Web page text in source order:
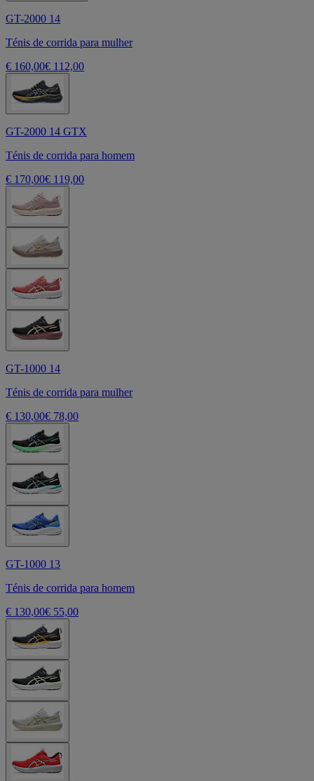
GT-2000 14
Ténis de corrida para mulher
€ 160,00€ 112,00
GT-2000 14 GTX
Ténis de corrida para homem
€ 170,00€ 119,00
GT-1000 14
Ténis de corrida para mulher
€ 130,00€ 78,00
GT-1000 13
Ténis de corrida para homem
€ 130,00€ 55,00